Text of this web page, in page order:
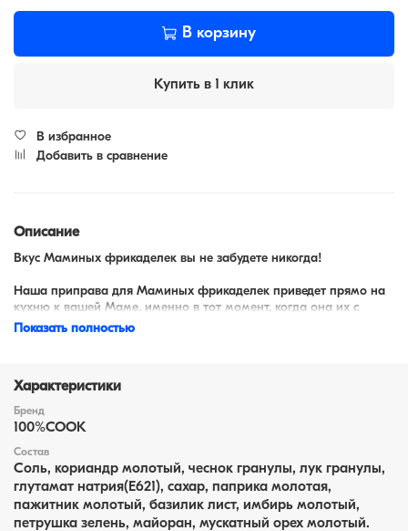
В корзину
Купить в 1 клик
В избранное
Добавить в сравнение
Описание
Вкус Маминых фрикаделек вы не забудете никогда!
Наша приправа для Маминых фрикаделек приведет прямо на
кухню к вашей Маме, именно в тот момент, когда она их с
удовольствием готовит!
Показать полностью
Характеристики
Бренд
100%COOK
Состав
Соль, кориандр молотый, чеснок гранулы, лук гранулы,
глутамат натрия(Е621), сахар, паприка молотая,
пажитник молотый, базилик лист, имбирь молотый,
петрушка зелень, майоран, мускатный орех молотый.